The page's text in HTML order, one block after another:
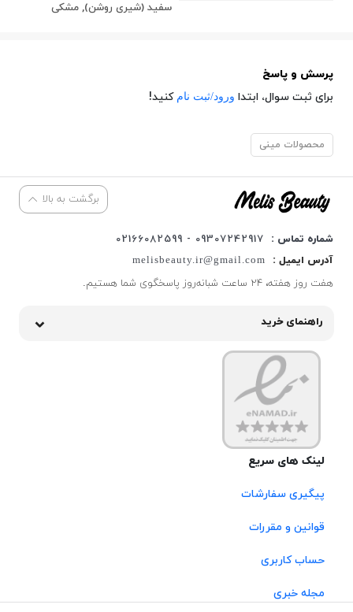
سفید (شیری روشن), مشکی
پرسش و پاسخ
برای ثبت سوال، ابتدا ورود/ثبت نام کنید!
محصولات مینی
برگشت به بالا
شماره تماس :
09307242917 - 02166082599
آدرس ایمیل :
melisbeauty.ir@gmail.com
هفت روز هفته، ۲۴ ساعت شبانه‌روز پاسخگوی شما هستیم.
راهنمای خرید
لینک های سریع
پیگیری سفارشات
قوانین و مقررات
حساب کاربری
مجله خبری